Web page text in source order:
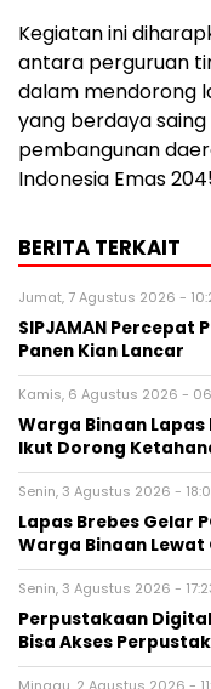
Kegiatan ini
antara perguruan
dalam mendorong
yang berdaya
pembangunan
Indonesia Emas
BERITA TERKAIT
Jumat, 7 Agustus 2026 -
SIPJAMAN Percepat
Panen Kian Lancar
Kamis, 6 Agustus 2026 -
Warga Binaan Lapas
Ikut Dorong
Senin, 3 Agustus 2026 -
Lapas Brebes Gelar
Warga Binaan
Senin, 3 Agustus 2026 -
Perpustakaan
Bisa Akses
Minggu, 2 Agustus 2026 -